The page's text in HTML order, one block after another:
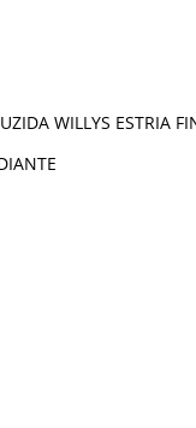
WILLYS ESTRIA